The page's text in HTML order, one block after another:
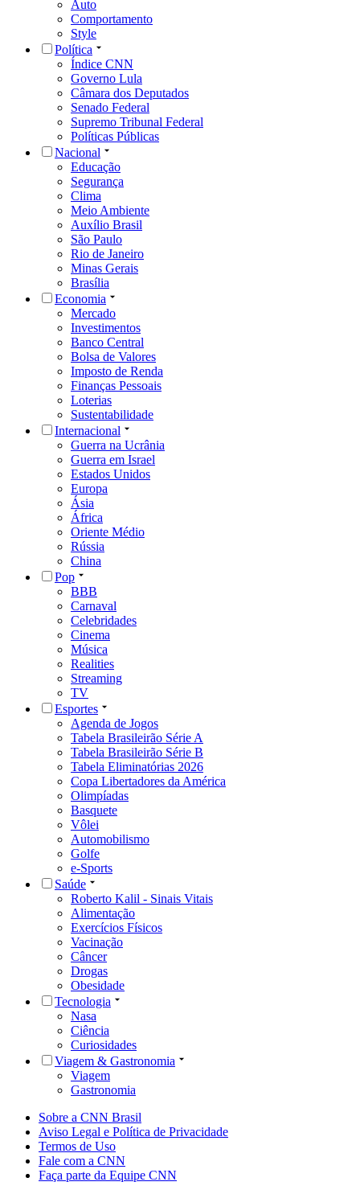
Auto
Comportamento
Style
Política
Índice CNN
Governo Lula
Câmara dos Deputados
Senado Federal
Supremo Tribunal Federal
Políticas Públicas
Nacional
Educação
Segurança
Clima
Meio Ambiente
Auxílio Brasil
São Paulo
Rio de Janeiro
Minas Gerais
Brasília
Economia
Mercado
Investimentos
Banco Central
Bolsa de Valores
Imposto de Renda
Finanças Pessoais
Loterias
Sustentabilidade
Internacional
Guerra na Ucrânia
Guerra em Israel
Estados Unidos
Europa
Ásia
África
Oriente Médio
Rússia
China
Pop
BBB
Carnaval
Celebridades
Cinema
Música
Realities
Streaming
TV
Esportes
Agenda de Jogos
Tabela Brasileirão Série A
Tabela Brasileirão Série B
Tabela Eliminatórias 2026
Copa Libertadores da América
Olimpíadas
Basquete
Vôlei
Automobilismo
Golfe
e-Sports
Saúde
Roberto Kalil - Sinais Vitais
Alimentação
Exercícios Físicos
Vacinação
Câncer
Drogas
Obesidade
Tecnologia
Nasa
Ciência
Curiosidades
Viagem & Gastronomia
Viagem
Gastronomia
Sobre a CNN Brasil
Aviso Legal e Política de Privacidade
Termos de Uso
Fale com a CNN
Faça parte da Equipe CNN